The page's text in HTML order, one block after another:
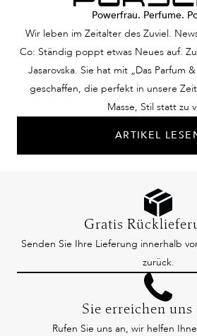
Powerfrau. Perfume.
Wir leben im Zeitalter des Zuviel.
Co: Ständig poppt etwas Neues auf.
Jasarovska. Sie hat mit „Das Parfum
geschaffen, die perfekt in unsere
Masse, Stil statt zu
ARTIKEL
Gratis
Senden Sie Ihre Lieferung innerhalb
zurück.
Sie erreichen
Rufen Sie uns an, wir helfen